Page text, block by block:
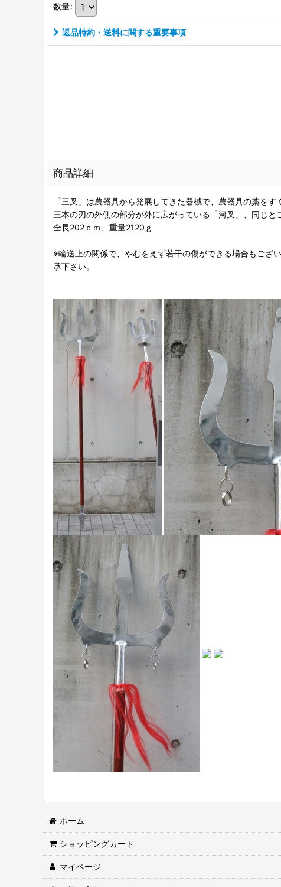
数量:
返品特約・送料に関する重要事項
商品詳細
「三叉」は農器具から発展してきた器械で、農器具の藁を
三本の刃の外側の部分が外に広がっている「河叉」、同じ
全長202ｃｍ、重量2120ｇ
※輸送上の関係で、やむをえず若干の傷ができる場合もござ
承下さい。
ホーム
ショッピングカート
マイページ